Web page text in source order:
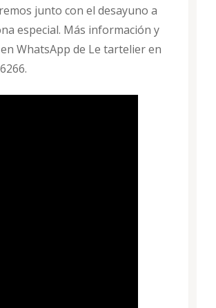
junto con el desayuno a
especial. Más información y
WhatsApp de Le tartelier en